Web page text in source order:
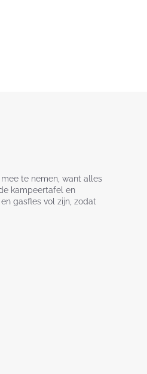
te nemen, want alles
kampeertafel en
gasfles vol zijn, zodat